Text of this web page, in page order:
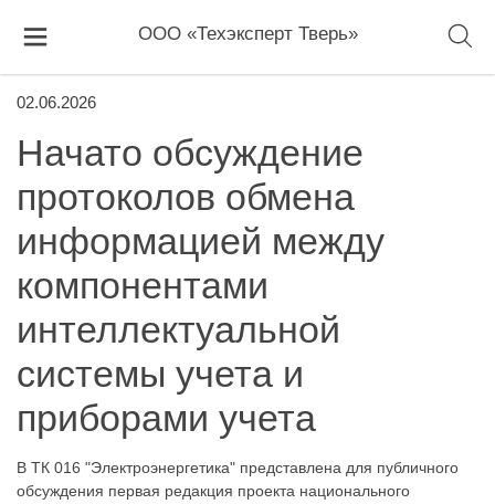
ООО «Техэксперт Тверь»
02.06.2026
Начато обсуждение
протоколов обмена
информацией между
компонентами
интеллектуальной
системы учета и
приборами учета
В ТК 016 "Электроэнергетика" представлена для публичного
обсуждения первая редакция проекта национального